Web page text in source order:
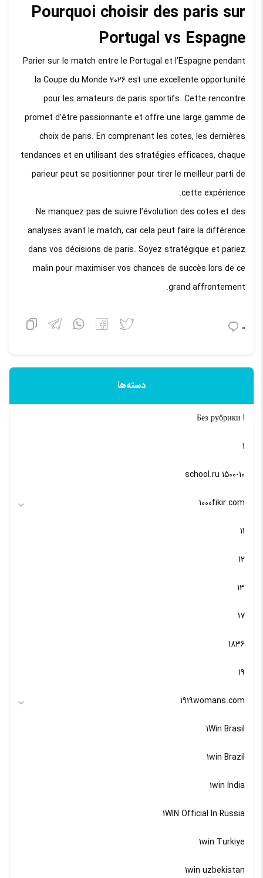
دسته‌ها
! Без рубрики
1
10-school.ru 1500
1000fikir.com
11
12
13
17
1836
19
1919womans.com
1Win Brasil
1win Brazil
1win India
1WIN Official In Russia
1win Turkiye
1win uzbekistan
Pourquoi choisir des paris sur
Portugal vs Espagne
Parier sur le match entre le Portugal et l’Espagne pendant
la Coupe du Monde 2026 est une excellente opportunité
pour les amateurs de paris sportifs. Cette rencontre
promet d’être passionnante et offre une large gamme de
choix de paris. En comprenant les cotes, les dernières
tendances et en utilisant des stratégies efficaces, chaque
parieur peut se positionner pour tirer le meilleur parti de
cette expérience.
Ne manquez pas de suivre l’évolution des cotes et des
analyses avant le match, car cela peut faire la différence
dans vos décisions de paris. Soyez stratégique et pariez
malin pour maximiser vos chances de succès lors de ce
grand affrontement.
0